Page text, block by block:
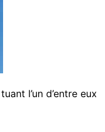
l’un d’entre eux